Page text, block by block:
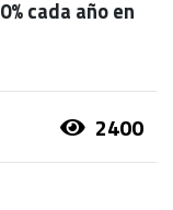
cada año en
2400